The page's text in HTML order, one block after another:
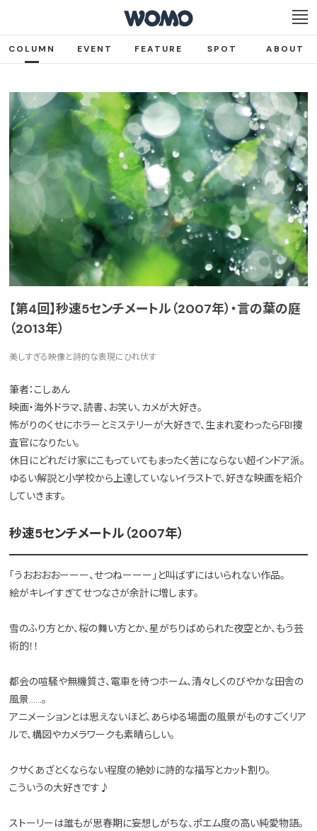
COLUMN EVENT FEATURE SPOT ABOUT
【第4回】秒速5センチメートル（2007年）・言の葉の庭
（2013年）
美しすぎる映像と詩的な表現にひれ伏す
筆者：こしあん
映画・海外ドラマ、読書、お笑い、カメが大好き。
怖がりのくせにホラーとミステリーが大好きで、生まれ変わったらFBI捜
査官になりたい。
休日にどれだけ家にこもっていてもまったく苦にならない超インドア派。
ゆるい解説と小学校から上達していないイラストで、好きな映画を紹介
していきます。
秒速5センチメートル（2007年）
「うおおおおーーー、せつねーーー」と叫ばずにはいられない作品。
絵がキレイすぎてせつなさが余計に増します。
雪のふり方とか、桜の舞い方とか、星がちりばめられた夜空とか、もう芸
術的！！
都会の喧騒や無機質さ、電車を待つホーム、清々しくのびやかな田舎の
風景……。
アニメーションとは思えないほど、あらゆる場面の風景がものすごくリア
ルで、構図やカメラワークも素晴らしい。
クサくあざとくならない程度の絶妙に詩的な描写とカット割り。
こういうの大好きです♪
ストーリーは誰もが思春期に妄想しがちな、ポエム度の高い純愛物語。